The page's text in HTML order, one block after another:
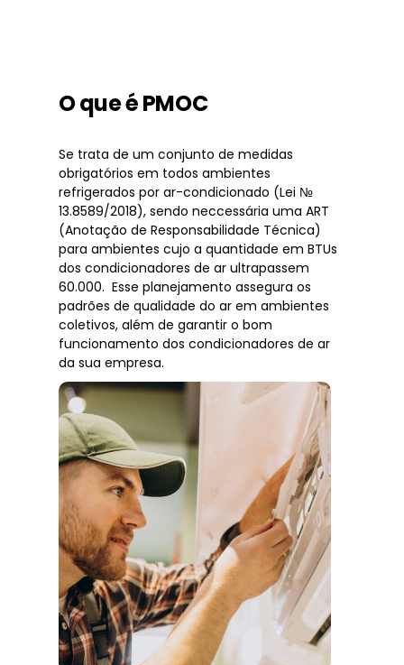
O que é PMOC
Se trata de um conjunto de medidas
obrigatórios em todos ambientes
refrigerados por ar-condicionado (Lei №
13.8589/2018), sendo neccessária uma ART
(Anotação de Responsabilidade Técnica)
para ambientes cujo a quantidade em BTUs
dos condicionadores de ar ultrapassem
60.000. Esse planejamento assegura os
padrões de qualidade do ar em ambientes
coletivos, além de garantir o bom
funcionamento dos condicionadores de ar
da sua empresa.